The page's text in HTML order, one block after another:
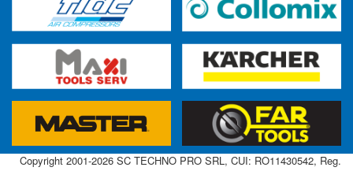
Copyright 2001-2026 SC TECHNO PRO SRL, CUI: RO11430542, Reg.